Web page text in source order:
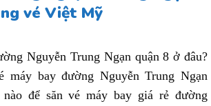
vé Việt Mỹ
Nguyễn Trung Ngạn quận 8 ở đâu?
bay đường Nguyễn Trung Ngạn
để săn vé máy bay giá rẻ đường